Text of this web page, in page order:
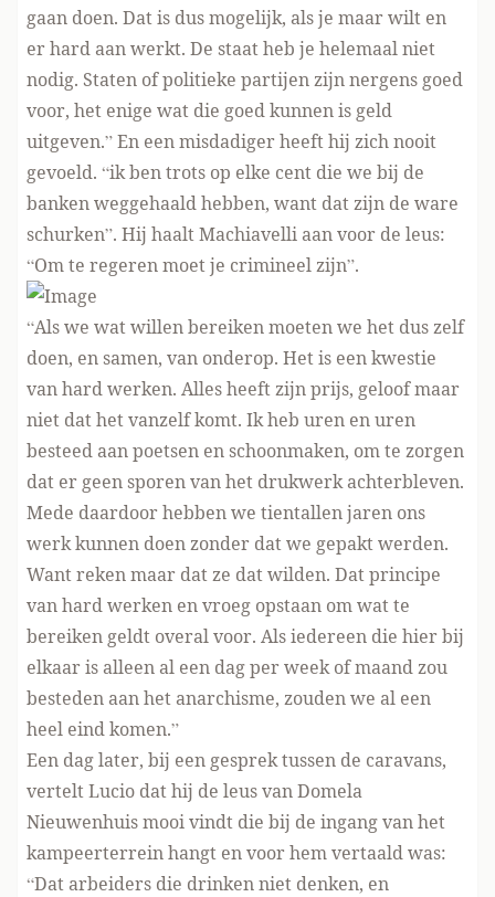
gaan doen. Dat is dus mogelijk, als je maar wilt en
er hard aan werkt. De staat heb je helemaal niet
nodig. Staten of politieke partijen zijn nergens goed
voor, het enige wat die goed kunnen is geld
uitgeven.” En een misdadiger heeft hij zich nooit
gevoeld. “ik ben trots op elke cent die we bij de
banken weggehaald hebben, want dat zijn de ware
schurken”. Hij haalt Machiavelli aan voor de leus:
“Om te regeren moet je crimineel zijn”.
“Als we wat willen bereiken moeten we het dus zelf
doen, en samen, van onderop. Het is een kwestie
van hard werken. Alles heeft zijn prijs, geloof maar
niet dat het vanzelf komt. Ik heb uren en uren
besteed aan poetsen en schoonmaken, om te zorgen
dat er geen sporen van het drukwerk achterbleven.
Mede daardoor hebben we tientallen jaren ons
werk kunnen doen zonder dat we gepakt werden.
Want reken maar dat ze dat wilden. Dat principe
van hard werken en vroeg opstaan om wat te
bereiken geldt overal voor. Als iedereen die hier bij
elkaar is alleen al een dag per week of maand zou
besteden aan het anarchisme, zouden we al een
heel eind komen.”
Een dag later, bij een gesprek tussen de caravans,
vertelt Lucio dat hij de leus van Domela
Nieuwenhuis mooi vindt die bij de ingang van het
kampeerterrein hangt en voor hem vertaald was:
“Dat arbeiders die drinken niet denken, en